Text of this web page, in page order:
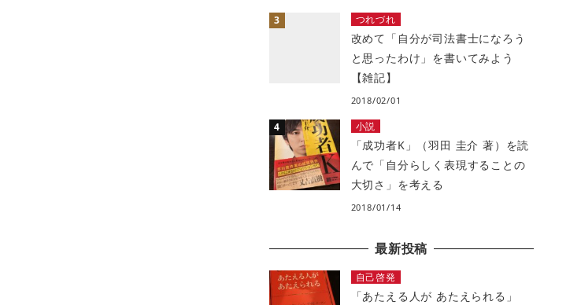
つれづれ
改めて「自分が司法書士になろう
と思ったわけ」を書いてみよう
【雑記】
2018/02/01
小説
「成功者K」（羽田 圭介 著）を読
んで「自分らしく表現することの
大切さ」を考える
2018/01/14
最新投稿
自己啓発
「あたえる人が あたえられる」